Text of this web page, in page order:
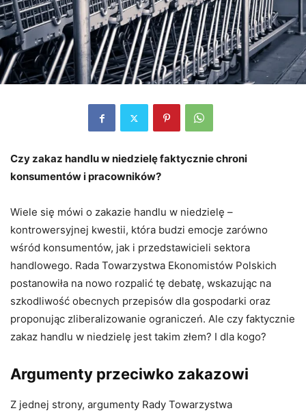
Czy zakaz handlu w niedzielę faktycznie chroni
konsumentów i pracowników?
Wiele się mówi o zakazie handlu w niedzielę –
kontrowersyjnej kwestii, która budzi emocje zarówno
wśród konsumentów, jak i przedstawicieli sektora
handlowego. Rada Towarzystwa Ekonomistów Polskich
postanowiła na nowo rozpalić tę debatę, wskazując na
szkodliwość obecnych przepisów dla gospodarki oraz
proponując zliberalizowanie ograniczeń. Ale czy faktycznie
zakaz handlu w niedzielę jest takim złem? I dla kogo?
Argumenty przeciwko zakazowi
Z jednej strony, argumenty Rady Towarzystwa